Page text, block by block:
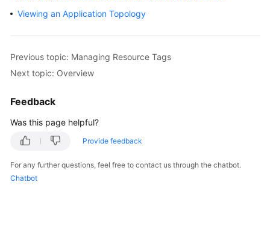
User
Practices
Reference
Viewing an Application Topology
Previous topic: Managing Resource Tags
Next topic: Overview
Feedback
Was this page helpful?
Provide feedback
For any further questions, feel free to contact us through the chatbot.
Chatbot